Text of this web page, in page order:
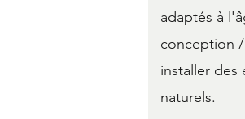
adaptés à
conception
installer des
naturels.